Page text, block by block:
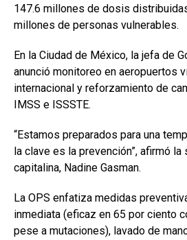
147.6 millones de dosis
millones de personas vulnerables.
En la Ciudad de México, la jefa de
anunció monitoreo en aeropuertos
internacional y reforzamiento de
IMSS e ISSSTE.
“Estamos preparados para una
la clave es la prevención”, afirmó
capitalina, Nadine Gasman.
La OPS enfatiza medidas
inmediata (eficaz en 65 por ciento
pese a mutaciones), lavado de